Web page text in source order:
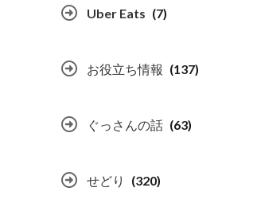
Uber Eats (7)
お役立ち情報 (137)
ぐっさんの話 (63)
せどり (320)